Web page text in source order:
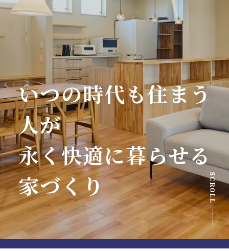
いつの時代も住まう
人が
永く快適に暮らせる
家づくり
SCROLL